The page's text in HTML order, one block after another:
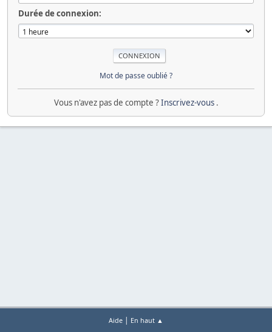
Durée de connexion:
Mot de passe oublié ?
Vous n'avez pas de compte ?Inscrivez-vous .
Aide | En haut ▲